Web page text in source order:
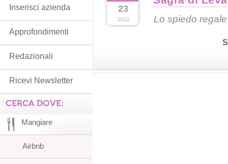
23
2022 Lo spiedo
Inserisci azienda
Approfondimenti
Redazionali
Ricevi Newsletter
CERCA DOVE:
Mangiare
Airbnb